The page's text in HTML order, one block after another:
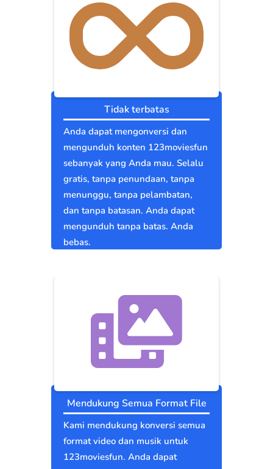
Tidak terbatas
Anda dapat mengonversi dan
mengunduh konten 123moviesfun
sebanyak yang Anda mau. Selalu
gratis, tanpa penundaan, tanpa
menunggu, tanpa pelambatan,
dan tanpa batasan. Anda dapat
mengunduh tanpa batas. Anda
bebas.
Mendukung Semua Format File
Kami mendukung konversi semua
format video dan musik untuk
123moviesfun. Anda dapat